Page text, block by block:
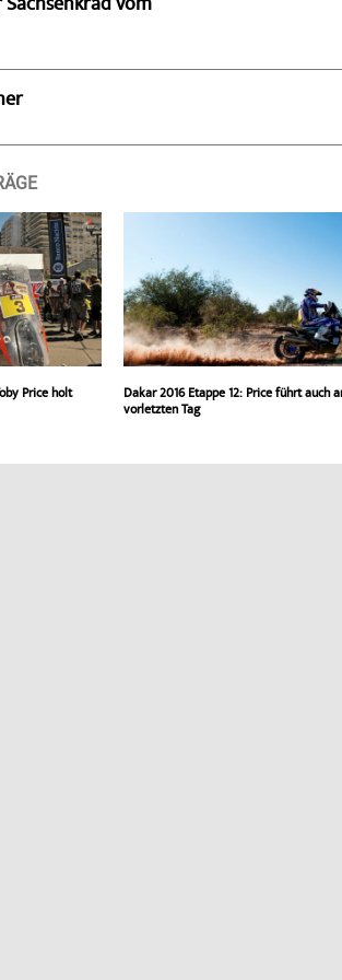
vom
Price holt
Dakar 2016 Etappe 12: Price führt auch
vorletzten Tag